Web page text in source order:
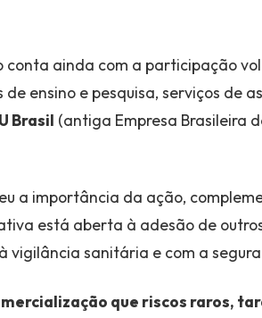
conta ainda com a participação
de ensino e pesquisa, serviços
Brasil (antiga Empresa Brasileira
a importância da ação,
está aberta à adesão de
vigilância sanitária e com a
que riscos raros,